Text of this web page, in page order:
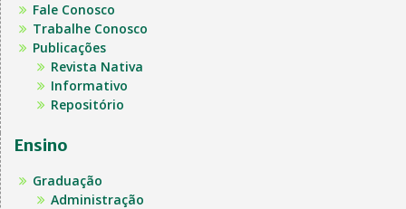
Fale Conosco
Trabalhe Conosco
Publicações
Revista Nativa
Informativo
Repositório
Ensino
Graduação
Administração